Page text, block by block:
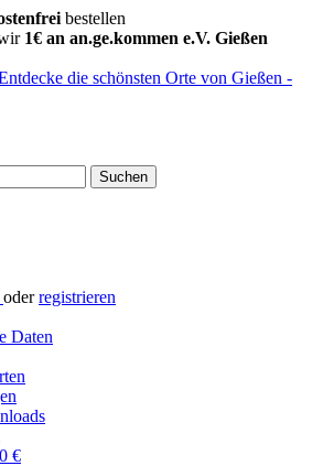
bestellen
1€ an an.ge.kommen e.V. Gießen
Suchen
oderregistrieren
Daten
€